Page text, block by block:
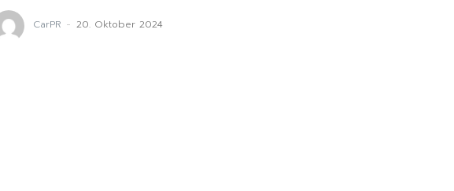
CarPR - 20. Oktober 2024